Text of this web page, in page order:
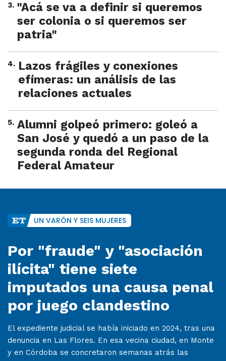
3. "Acá se va a definir si queremos
ser colonia o si queremos ser
patria"
4. Lazos frágiles y conexiones
efímeras: un análisis de las
relaciones actuales
5. Alumni golpeó primero: goleó a
San José y quedó a un paso de la
segunda ronda del Regional
Federal Amateur
UN VARÓN Y SEIS MUJERES
Por "fraude" y "asociación
ilícita" tiene siete
imputados una causa penal
por juego clandestino
El expediente judicial se había iniciado en 2024, tras una
denuncia en Las Flores. En esa vecina ciudad, en Monte
y en Córdoba se concretaron semanas atrás las